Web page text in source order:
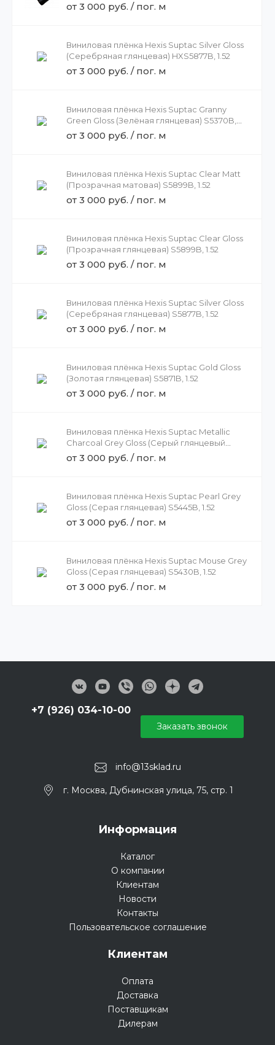
от 3 000 руб. / пог. м
Виниловая плёнка Hexis Suptac Silver Gloss
(Серебряная глянцевая) HXS5877B, 1.52
от 3 000 руб. / пог. м
Виниловая плёнка Hexis Suptac Granny
Green Gloss (Зелёная глянцевая) S5370B,
от 3 000 руб. / пог. м
Виниловая плёнка Hexis Suptac Clear Matt
(Прозрачная матовая) S5899B, 1.52
от 3 000 руб. / пог. м
Виниловая плёнка Hexis Suptac Clear Gloss
(Прозрачная глянцевая) S5899B, 1.52
от 3 000 руб. / пог. м
Виниловая плёнка Hexis Suptac Silver Gloss
(Серебряная глянцевая) S5877B, 1.52
от 3 000 руб. / пог. м
Виниловая плёнка Hexis Suptac Gold Gloss
(Золотая глянцевая) S5871B, 1.52
от 3 000 руб. / пог. м
Виниловая плёнка Hexis Suptac Metallic
Charcoal Grey Gloss (Серый глянцевый
металлик) S5433B, 1.52
от 3 000 руб. / пог. м
Виниловая плёнка Hexis Suptac Pearl Grey
Gloss (Серая глянцевая) S5445B, 1.52
от 3 000 руб. / пог. м
Виниловая плёнка Hexis Suptac Mouse Grey
Gloss (Серая глянцевая) S5430B, 1.52
от 3 000 руб. / пог. м
info@13sklad.ru
+7 (926) 034-10-00
г. Москва, Дубнинская улица, 75, стр. 1
Заказать звонок
Информация
Каталог
О компании
Клиентам
Новости
Контакты
Пользовательское соглашение
Клиентам
Оплата
Доставка
Поставщикам
Дилерам